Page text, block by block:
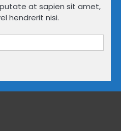
at sapien sit amet,
hendrerit nisi.